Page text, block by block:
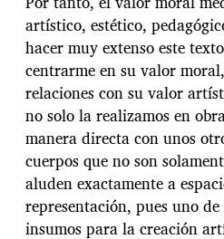
artístico, estético,
hacer muy extenso este
centrarme en su valor
relaciones con su valor
no solo la realizamos en
manera directa con unos
cuerpos que no son
aluden exactamente a
representación, pues uno
insumos para la creación